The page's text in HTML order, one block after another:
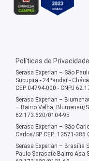
Políticas de Privacidade
Serasa Experian – São
Sucupira - 24ºandar -
CEP:04794-000 - CNPJ
Serasa Experian –
– Bairro Velha, Blumenau/
62.173.620/0104-95
Serasa Experian – São
Carlos/SP CEP: 13571-385
Serasa Experian – Brasília
Paulo Sarasate Bairro Asa